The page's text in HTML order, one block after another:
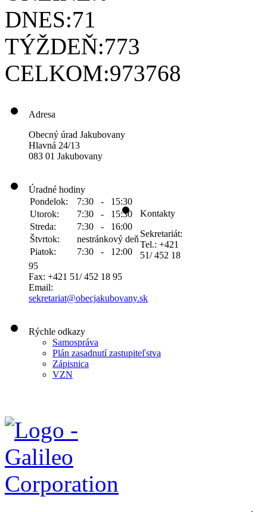
DNES:71
TÝŽDEŇ:773
CELKOM:973768
Adresa
Obecný úrad Jakubovany
Hlavná 24/13
083 01 Jakubovany
Úradné hodiny
Pondelok:
7:30 - 15:30
Utorok:
7:30 - 15:30
Streda:
7:30 - 16:00
Štvrtok:
nestránkový deň
Piatok:
7:30 - 12:00
Kontakty
Sekretariát:
Tel.: +421
51/ 452 18
95
Fax: +421 51/ 452 18 95
Email:
sekretariat@obecjakubovany.sk
Rýchle odkazy
Samospráva
Plán zasadnutí zastupiteľstva
Zápisnica
VZN